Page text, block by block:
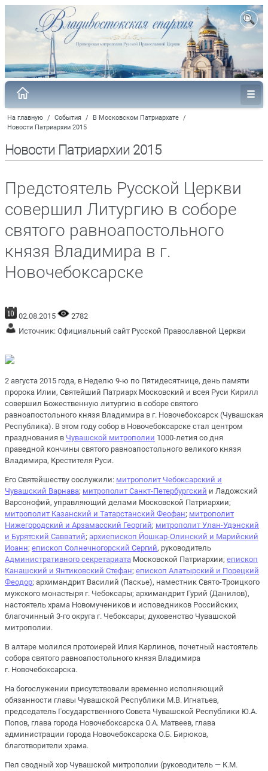
На главную / События / В Московском Патриархате /
Новости Патриархии 2015
Новости Патриархии 2015
Предстоятель Русской Церкви
совершил Литургию в соборе
святого равноапостольного
князя Владимира в г.
Новочебоксарске
02.08.2015
2782
Источник: Официальный сайт Русской Православной Церкви
2 августа 2015 года, в Неделю 9-ю по Пятидесятнице, день памяти
пророка Илии, Святейший Патриарх Московский и всея Руси Кирилл
совершил Божественную литургию в соборе святого
равноапостольного князя Владимира в г. Новочебоксарск (Чувашская
Республика). В этом году собор в Новочебоксарске стал центром
празднования в Чувашской митрополии 1000-летия со дня
праведной кончины святого равноапостольного великого князя
Владимира, Крестителя Руси.
Его Святейшеству сослужили: митрополит Чебоксарский и
Чувашский Варнава; митрополит Санкт-Петербургский и Ладожский
Варсонофий, управляющий делами Московской Патриархии;
митрополит Казанский и Татарстанский Феофан; митрополит
Нижегородский и Арзамасский Георгий; митрополит Улан-Удэнский
и Бурятский Савватий; архиепископ Йошкар-Олинский и Марийский
Иоанн; епископ Солнечногорский Сергий, руководитель
Административного секретариата Московской Патриархии; епископ
Канашский и Янтиковский Стефан; епископ Алатырский и Порецкий
Феодор; архимандрит Василий (Паскье), наместник Свято-Троицкого
мужского монастыря г. Чебоксары; архимандрит Гурий (Данилов),
настоятель храма Новомучеников и исповедников Российских,
благочинный 3-го округа г. Чебоксары; духовенство Чувашской
митрополии.
В алтаре молился протоиерей Илия Карлинов, почетный настоятель
собора святого равноапостольного князя Владимира
г. Новочебоксарска.
На богослужении присутствовали временно исполняющий
обязанности главы Чувашской Республики М.В. Игнатьев,
председатель Государственного Совета Чувашской Республики Ю.А.
Попов, глава города Новочебоксарска О.А. Матвеев, глава
администрации города Новочебоксарска О.Б. Бирюков,
благотворители храма.
Пел сводный хор Чувашской митрополии (руководитель — К.М.